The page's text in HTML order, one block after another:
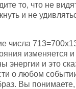
то, что не
и не
числа
изменяется
энергии и это
о любом
Вы